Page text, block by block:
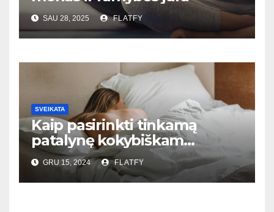
SAU 28, 2025 FLATFY
SVEIKATA
Kaip pasirinkti tinkamą
patalynę kokybiškam
miegui?
GRU 15, 2024 FLATFY